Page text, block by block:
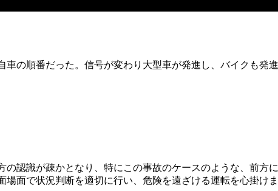
の順番だった。信号が変わり大型車が発進し、バイクも発
認識が疎かとなり、特にこの事故のケースのような、前方
面で状況判断を適切に行い、危険を遠ざける運転を心掛けま